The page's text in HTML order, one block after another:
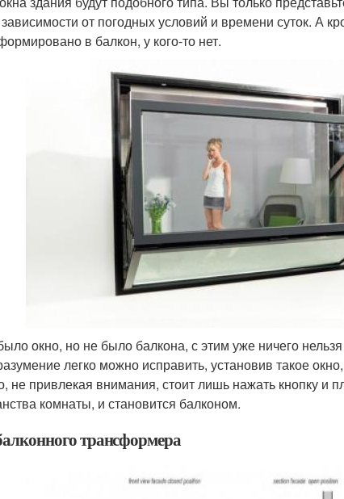
от погодных условий и времени суток. А
в балкон, у кого-то нет.
окно, но не было балкона, с этим уже ничего
легко можно исправить, установив такое
не привлекая внимания, стоит лишь нажать кнопку и
комнаты, и становится балконом.
трансформера